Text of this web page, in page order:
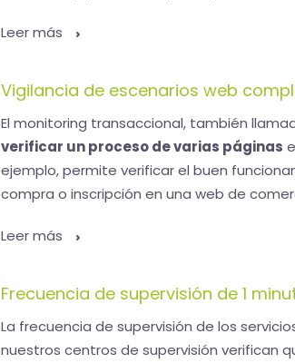
Leer más
Vigilancia de escenarios web
El monitoring transaccional, también
verificar un proceso de varias páginas
ejemplo, permite verificar el buen
compra o inscripción en una web de
Leer más
Frecuencia de supervisión de 1
La frecuencia de supervisión de los
nuestros centros de supervisión verifican